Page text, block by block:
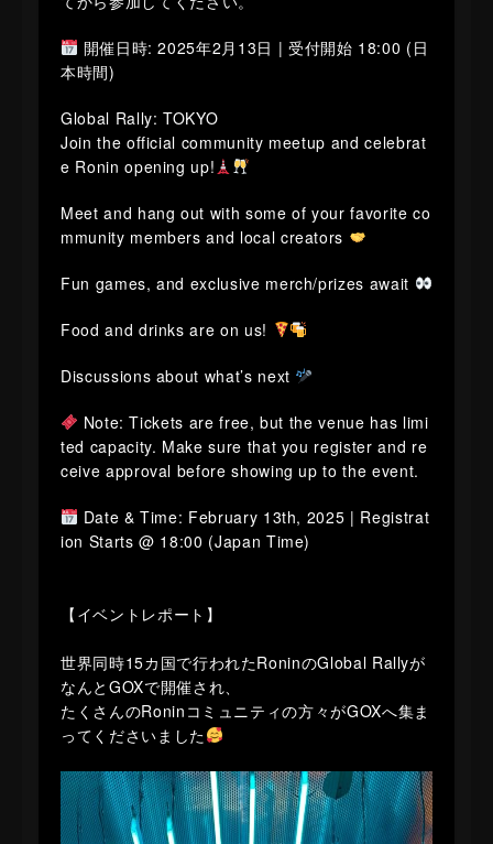
開催日時: 2025年2月13日 | 受付開始 18:00 (日
本時間)
​Global Rally: TOKYO
​​​​Join the official community meetup and celebrat
e Ronin opening up!
​​​​Meet and hang out with some of your favorite co
mmunity members and local creators
​​​​Fun games, and exclusive merch/prizes await
​​​​Food and drinks are on us!
​​​​Discussions about what’s next
Note: Tickets are free, but the venue has limi
ted capacity. Make sure that you register and re
ceive approval before showing up to the event.
Date & Time: February 13th, 2025 | Registrat
ion Starts @ 18:00 (Japan Time)
【イベントレポート】
世界同時15カ国で行われたRoninのGlobal Rallyが
なんとGOXで開催され、
たくさんのRoninコミュニティの方々がGOXへ集ま
ってくださいました